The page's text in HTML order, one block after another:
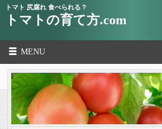
トマト 尻腐れ 食べられる？
トマトの育て方.com
MENU